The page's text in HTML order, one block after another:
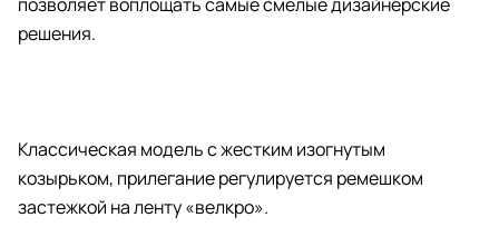
позволяет воплощать самые смелые дизайнерские
решения.
Классическая модель с жестким изогнутым
козырьком, прилегание регулируется ремешком
застежкой на ленту «велкро».